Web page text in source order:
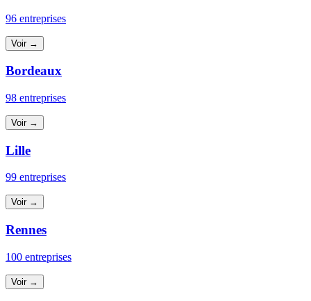
96 entreprises
Voir →
Bordeaux
98 entreprises
Voir →
Lille
99 entreprises
Voir →
Rennes
100 entreprises
Voir →